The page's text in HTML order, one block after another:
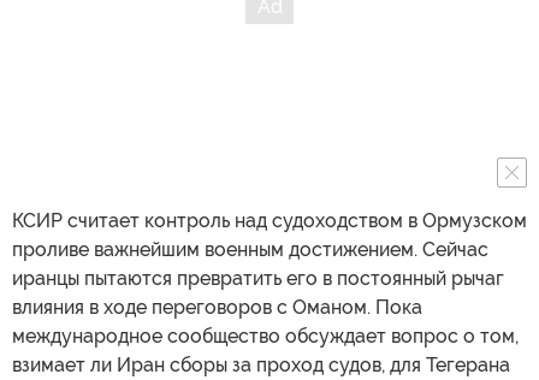
КСИР считает контроль над судоходством в Ормузском
проливе важнейшим военным достижением. Сейчас
иранцы пытаются превратить его в постоянный рычаг
влияния в ходе переговоров с Оманом. Пока
международное сообщество обсуждает вопрос о том,
взимает ли Иран сборы за проход судов, для Тегерана